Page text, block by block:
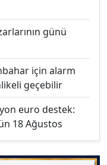
günü
için alarm
geçebilir
euro destek:
18 Ağustos